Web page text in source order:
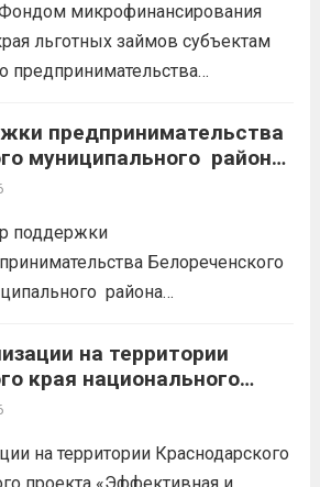
сохранение места...Читать
микрофинансирования
льготных займов субъектам
предпринимательства
от 7 мес. до 36 мес. Процентная
годовых Возможно установление
предпринимательства
муниципального района
края приглашает на
поддержки
Белореченского
района
КОНСУЛЬТАЦИИ
учет и заполнение
Трудовое
и правовое обеспечение;
на территории
края национального
и конкурентная
на территории Краснодарского